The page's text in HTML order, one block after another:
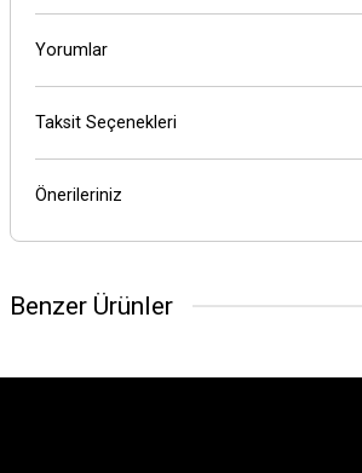
Yorumlar
Taksit Seçenekleri
Önerileriniz
Benzer Ürünler